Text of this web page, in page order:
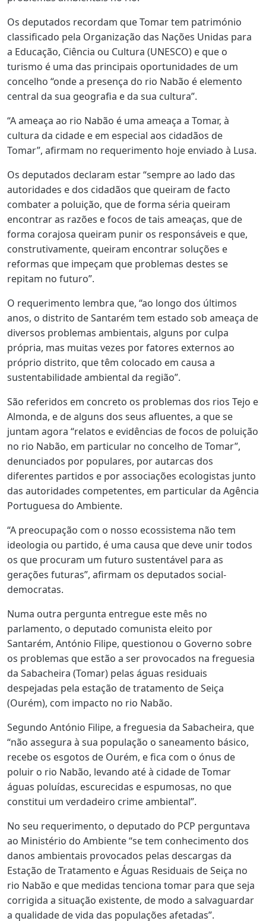
Os deputados recordam que Tomar tem património
classificado pela Organização das Nações Unidas para
a Educação, Ciência ou Cultura (UNESCO) e que o
turismo é uma das principais oportunidades de um
concelho “onde a presença do rio Nabão é elemento
central da sua geografia e da sua cultura”.
“A ameaça ao rio Nabão é uma ameaça a Tomar, à
cultura da cidade e em especial aos cidadãos de
Tomar”, afirmam no requerimento hoje enviado à Lusa.
Os deputados declaram estar “sempre ao lado das
autoridades e dos cidadãos que queiram de facto
combater a poluição, que de forma séria queiram
encontrar as razões e focos de tais ameaças, que de
forma corajosa queiram punir os responsáveis e que,
construtivamente, queiram encontrar soluções e
reformas que impeçam que problemas destes se
repitam no futuro”.
O requerimento lembra que, “ao longo dos últimos
anos, o distrito de Santarém tem estado sob ameaça de
diversos problemas ambientais, alguns por culpa
própria, mas muitas vezes por fatores externos ao
próprio distrito, que têm colocado em causa a
sustentabilidade ambiental da região”.
São referidos em concreto os problemas dos rios Tejo e
Almonda, e de alguns dos seus afluentes, a que se
juntam agora “relatos e evidências de focos de poluição
no rio Nabão, em particular no concelho de Tomar”,
denunciados por populares, por autarcas dos
diferentes partidos e por associações ecologistas junto
das autoridades competentes, em particular da Agência
Portuguesa do Ambiente.
“A preocupação com o nosso ecossistema não tem
ideologia ou partido, é uma causa que deve unir todos
os que procuram um futuro sustentável para as
gerações futuras”, afirmam os deputados social-
democratas.
Numa outra pergunta entregue este mês no
parlamento, o deputado comunista eleito por
Santarém, António Filipe, questionou o Governo sobre
os problemas que estão a ser provocados na freguesia
da Sabacheira (Tomar) pelas águas residuais
despejadas pela estação de tratamento de Seiça
(Ourém), com impacto no rio Nabão.
Segundo António Filipe, a freguesia da Sabacheira, que
“não assegura à sua população o saneamento básico,
recebe os esgotos de Ourém, e fica com o ónus de
poluir o rio Nabão, levando até à cidade de Tomar
águas poluídas, escurecidas e espumosas, no que
constitui um verdadeiro crime ambiental”.
No seu requerimento, o deputado do PCP perguntava
ao Ministério do Ambiente “se tem conhecimento dos
danos ambientais provocados pelas descargas da
Estação de Tratamento e Águas Residuais de Seiça no
rio Nabão e que medidas tenciona tomar para que seja
corrigida a situação existente, de modo a salvaguardar
a qualidade de vida das populações afetadas”.